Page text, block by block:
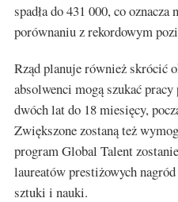
spadła do 431 000, co
porównaniu z rekordowym
Rząd planuje również skrócić
absolwenci mogą szukać
dwóch lat do 18 miesięcy,
Zwiększone zostaną też
program Global Talent
laureatów prestiżowych
sztuki i nauki.